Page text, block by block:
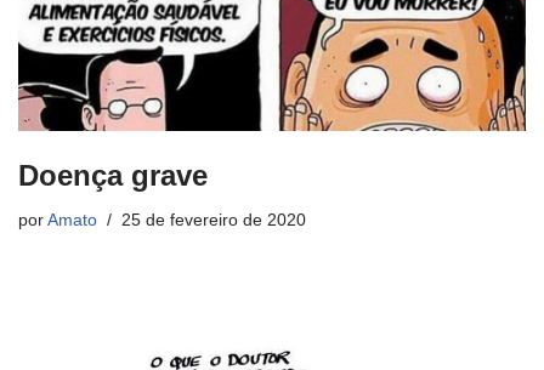
Doença grave
por Amato 25 de fevereiro de 2020